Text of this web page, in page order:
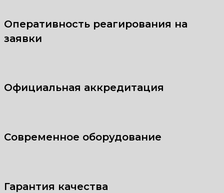
Оперативность реагирования на
заявки
Официальная аккредитация
Современное оборудование
Гарантия качества